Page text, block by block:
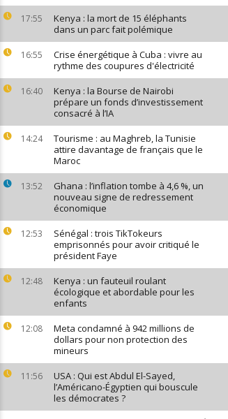
17:55
Kenya : la mort de 15 éléphants
dans un parc fait polémique
16:55
Crise énergétique à Cuba : vivre au
rythme des coupures d'électricité
16:40
Kenya : la Bourse de Nairobi
prépare un fonds d’investissement
consacré à l’IA
14:24
Tourisme : au Maghreb, la Tunisie
attire davantage de français que le
Maroc
13:52
Ghana : l’inflation tombe à 4,6 %, un
nouveau signe de redressement
économique
12:53
Sénégal : trois TikTokeurs
emprisonnés pour avoir critiqué le
président Faye
12:48
Kenya : un fauteuil roulant
écologique et abordable pour les
enfants
12:08
Meta condamné à 942 millions de
dollars pour non protection des
mineurs
11:56
USA : Qui est Abdul El-Sayed,
l’Américano-Égyptien qui bouscule
les démocrates ?